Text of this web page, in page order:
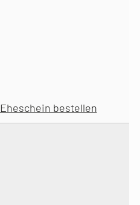
Eheschein bestellen